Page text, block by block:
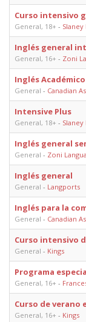
Curso intensivo
General, 18+ - Slaney
Inglés general
General, 16+ - Zoni
Inglés Académico
General - Canadian
Intensive Plus
General, 18+ - Slaney
Inglés general
General - Zoni
Inglés general
General - Langports
Inglés para la
General - Canadian
Curso intensivo
General - Kings
Programa
General, 16+ -
Curso de verano
General, 16+ - Kings